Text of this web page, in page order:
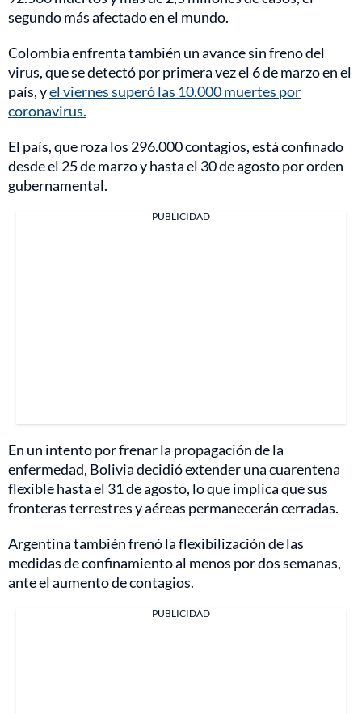
segundo más afectado en el mundo.
Colombia enfrenta también un avance sin freno del
virus, que se detectó por primera vez el 6 de marzo en el
país, yel viernes superó las 10.000 muertes por
coronavirus.
El país, que roza los 296.000 contagios, está confinado
desde el 25 de marzo y hasta el 30 de agosto por orden
gubernamental.
PUBLICIDAD
En un intento por frenar la propagación de la
enfermedad, Bolivia decidió extender una cuarentena
flexible hasta el 31 de agosto, lo que implica que sus
fronteras terrestres y aéreas permanecerán cerradas.
Argentina también frenó la flexibilización de las
medidas de confinamiento al menos por dos semanas,
ante el aumento de contagios.
PUBLICIDAD